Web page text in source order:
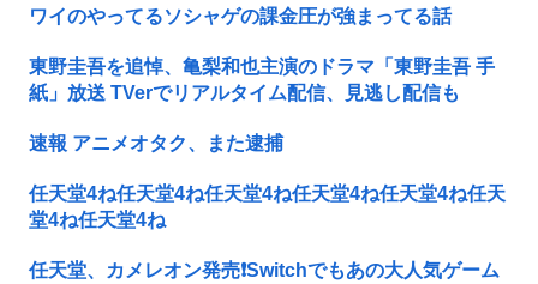
ワイのやってるソシャゲの課金圧が強まってる話
東野圭吾を追悼、亀梨和也主演のドラマ「東野圭吾 手
紙」放送 TVerでリアルタイム配信、見逃し配信も
速報 アニメオタク、また逮捕
任天堂4ね任天堂4ね任天堂4ね任天堂4ね任天堂4ね任天
堂4ね任天堂4ね
任天堂、カメレオン発売❗Switchでもあの大人気ゲーム